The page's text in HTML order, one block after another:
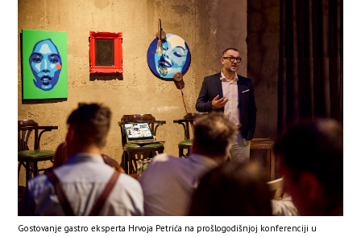
Gostovanje gastro eksperta Hrvoja Petrića na prošlogodišnjoj konferenciji u